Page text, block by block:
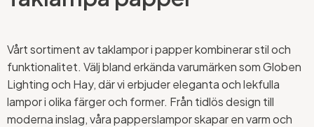
Vårt sortiment av taklampor i papper kombinerar stil och
funktionalitet. Välj bland erkända varumärken som Globen
Lighting och Hay, där vi erbjuder eleganta och lekfulla
lampor i olika färger och former. Från tidlös design till
moderna inslag, våra papperslampor skapar en varm och